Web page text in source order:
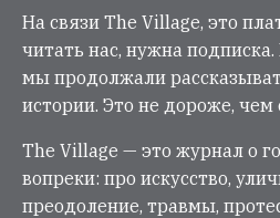
На связи The Village, это
читать нас, нужна
мы продолжали
истории. Это не дороже, чем
The Village — это журнал о
вопреки: про искусство,
преодоление, травмы,